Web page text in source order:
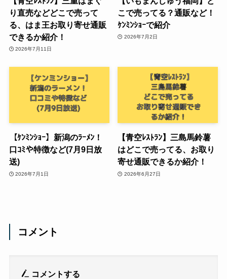
り直売などどこで売って
る、はま王お取り寄せ通販
できるか紹介！
2026年7月11日
こで売ってる？通販など！
ｹﾝﾐﾝｼｮｰで紹介
2026年7月2日
【ｹﾝﾐﾝｼｮｰ】新潟のﾗｰﾒﾝ！
口ｺﾐや特徴など(7月9日放
送)
2026年7月1日
【青空ﾚｽﾄﾗﾝ】三島馬鈴薯
はどこで売ってる、お取り
寄せ通販できるか紹介！
2026年6月27日
コメント
コメントする